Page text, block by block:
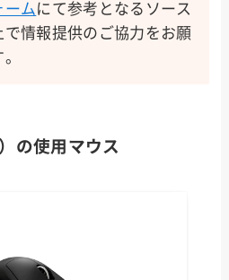
ーム にて参考となるソース
で情報提供のご協力をお願
の使用マウス